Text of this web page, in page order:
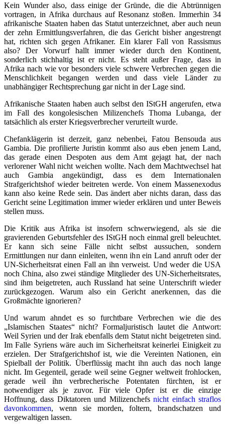
Kein Wunder also, dass einige der Gründe, die die Abtrünnigen
vortragen, in Afrika durchaus auf Resonanz stoßen. Immerhin 34
afrikanische Staaten haben das Statut unterzeichnet, aber auch neun
der zehn Ermittlungsverfahren, die das Gericht bisher angestrengt
hat, richten sich gegen Afrikaner. Ein klarer Fall von Rassismus
also? Der Vorwurf hallt immer wieder durch den Kontinent,
sonderlich stichhaltig ist er nicht. Es steht außer Frage, dass in
Afrika nach wie vor besonders viele schwere Verbrechen gegen die
Menschlichkeit begangen werden und dass viele Länder zu
unabhängiger Rechtsprechung gar nicht in der Lage sind.
Afrikanische Staaten haben auch selbst den IStGH angerufen, etwa
im Fall des kongolesischen Milizenchefs Thoma Lubanga, der
tatsächlich als erster Kriegsverbrecher verurteilt wurde.
Chefanklägerin ist derzeit, ganz nebenbei, Fatou Bensouda aus
Gambia. Die profilierte Juristin kommt also aus eben jenem Land,
das gerade einen Despoten aus dem Amt gejagt hat, der nach
verlorener Wahl nicht weichen wollte. Nach dem Machtwechsel hat
auch Gambia angekündigt, dass es dem Internationalen
Strafgerichtshof wieder beitreten werde. Von einem Massenexodus
kann also keine Rede sein. Das ändert aber nichts daran, dass das
Gericht seine Legitimation immer wieder erklären und unter Beweis
stellen muss.
Die Kritik aus Afrika ist insofern schwerwiegend, als sie die
gravierenden Geburtsfehler des IStGH noch einmal grell beleuchtet.
Er kann sich seine Fälle nicht selbst aussuchen, sondern
Ermittlungen nur dann einleiten, wenn ihn ein Land anruft oder der
UN-Sicherheitsrat einen Fall an ihn verweist. Und weder die USA
noch China, also zwei ständige Mitglieder des UN-Sicherheitsrates,
sind ihm beigetreten, auch Russland hat seine Unterschrift wieder
zurückgezogen. Warum also ein Gericht anerkennen, das die
Großmächte ignorieren?
Und warum ahndet es so furchtbare Verbrechen wie die des
„Islamischen Staates“ nicht? Formaljuristisch lautet die Antwort:
Weil Syrien und der Irak ebenfalls dem Statut nicht beigetreten sind.
Im Falle Syriens wäre auch im Sicherheitsrat keinerlei Einigkeit zu
erzielen. Der Strafgerichtshof ist, wie die Vereinten Nationen, ein
Spielball der Politik. Überflüssig macht ihn auch das noch lange
nicht. Im Gegenteil, gerade weil seine Gegner weltweit frohlocken,
gerade weil ihn verbrecherische Potentaten fürchten, ist er
notwendiger als je zuvor. Für viele Opfer ist er die einzige
Hoffnung, dass Diktatoren und Milizenchefsnicht einfach straflos
davonkommen, wenn sie morden, foltern, brandschatzen und
vergewaltigen lassen.